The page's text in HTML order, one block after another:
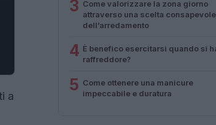
a
3 Come valorizzare la zona giorno
attraverso una scelta consapevole
dell’arredamento
4 È benefico esercitarsi quando si
raffreddore?
5 Come ottenere una manicure
impeccabile e duratura